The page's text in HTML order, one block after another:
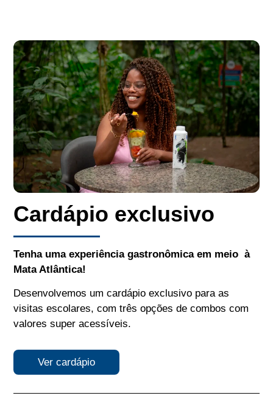
Cardápio exclusivo
Tenha uma experiência gastronômica em meio à
Mata Atlântica!
Desenvolvemos um cardápio exclusivo para as
visitas escolares, com três opções de combos com
valores super acessíveis.
Ver cardápio